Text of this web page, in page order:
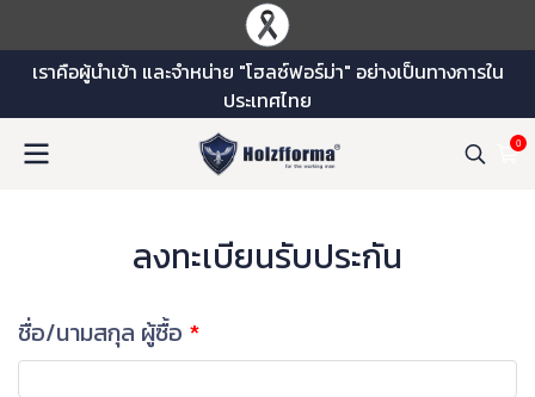
เราคือผู้นำเข้า และจำหน่าย "โฮลซ์ฟอร์ม่า" อย่างเป็นทางการใน
ประเทศไทย
0
ลงทะเบียนรับประกัน
ชื่อ/นามสกุล ผู้ซื้อ